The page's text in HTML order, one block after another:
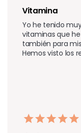
Vitamina
Yo he tenido
vitaminas que
también para mis
Hemos visto los